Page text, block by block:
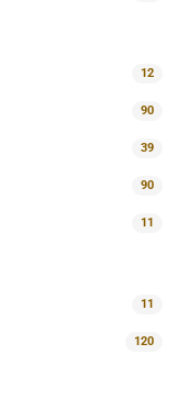
12
90
39
90
11
11
120